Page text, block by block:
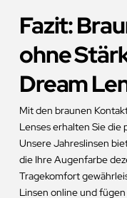
Fazit:
ohne
Dream
Mit den braunen
Lenses erhalten Sie
Unsere Jahreslinsen
die Ihre Augenfarbe
Tragekomfort
Linsen online und